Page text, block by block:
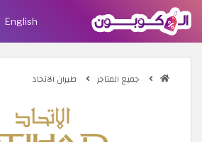
English
جميع المتاجر طيران الاتحاد